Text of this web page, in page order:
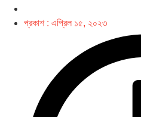
প্রকাশ : এপ্রিল ১৫, ২০২৩